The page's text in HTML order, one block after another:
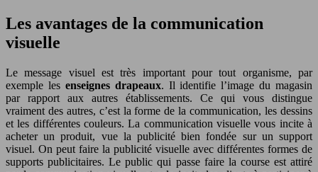
Les avantages de la communication
visuelle
Le message visuel est très important pour tout organisme, par
exemple les enseignes drapeaux. Il identifie l’image du magasin
par rapport aux autres établissements. Ce qui vous distingue
vraiment des autres, c’est la forme de la communication, les dessins
et les différentes couleurs. La communication visuelle vous incite à
acheter un produit, vue la publicité bien fondée sur un support
visuel. On peut faire la publicité visuelle avec différentes formes de
supports publicitaires. Le public qui passe faire la course est attiré